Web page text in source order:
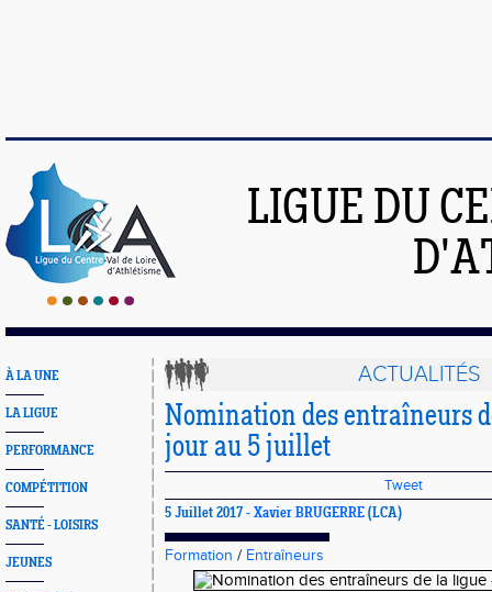
LIGUE DU
À LA UNE
LA LIGUE
PERFORMANCE
COMPÉTITION
SANTÉ - LOISIRS
JEUNES
ACTUALITÉS
Nomination des entraîneurs
jour au 5 juillet
Tweet
5 Juillet 2017 - Xavier BRUGERRE (LCA)
Formation / Entraîneurs